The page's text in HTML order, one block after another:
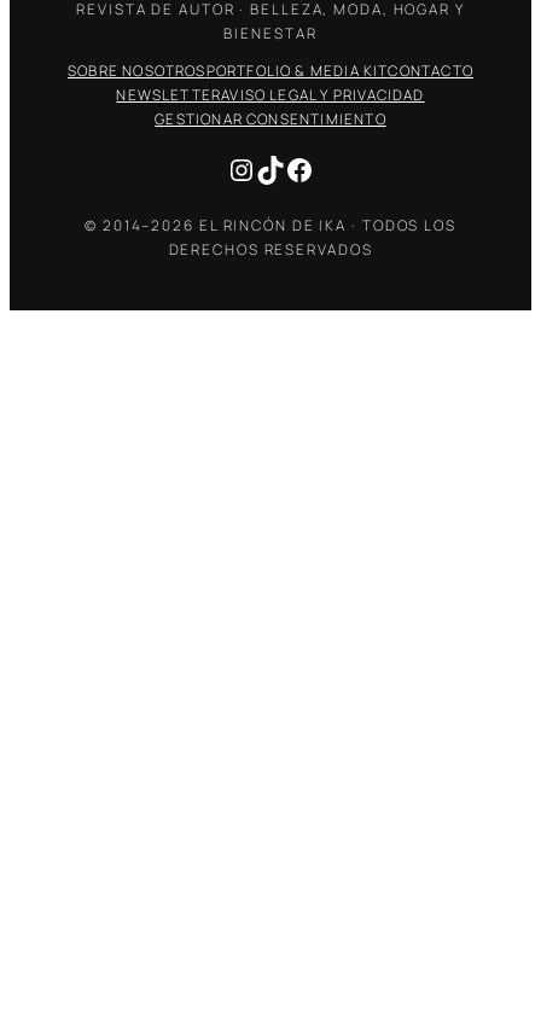
REVISTA DE AUTOR · BELLEZA, MODA, HOGAR Y
BIENESTAR
SOBRE NOSOTROSPORTFOLIO & MEDIA KITCONTACTO
NEWSLETTERAVISO LEGAL Y PRIVACIDAD
GESTIONAR CONSENTIMIENTO
Instagram
TikTokFacebook
© 2014–2026 EL RINCÓN DE IKA · TODOS LOS
DERECHOS RESERVADOS